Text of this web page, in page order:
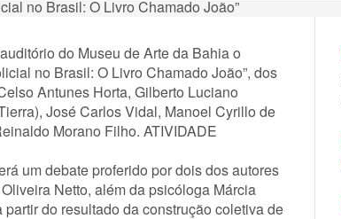
do Museu de Arte da Bahia o
no Brasil: O Livro Chamado João”, dos
Antunes Horta, Gilberto Luciano
José Carlos Vidal, Manoel Cyrillo de
Morano Filho. ATIVIDADE
um debate proferido por dois dos autores
Netto, além da psicóloga Márcia
do resultado da construção coletiva de